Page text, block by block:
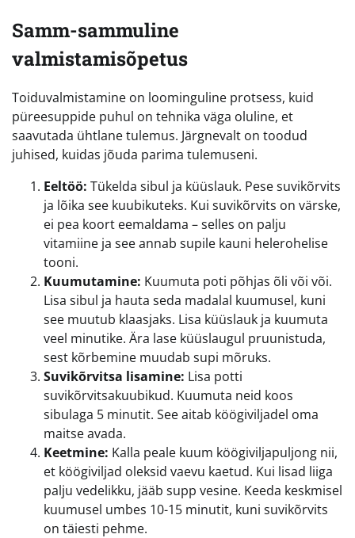
Samm-sammuline
valmistamisõpetus
Toiduvalmistamine on loominguline protsess, kuid
püreesuppide puhul on tehnika väga oluline, et
saavutada ühtlane tulemus. Järgnevalt on toodud
juhised, kuidas jõuda parima tulemuseni.
Eeltöö: Tükelda sibul ja küüslauk. Pese suvikõrvits
ja lõika see kuubikuteks. Kui suvikõrvits on värske,
ei pea koort eemaldama – selles on palju
vitamiine ja see annab supile kauni helerohelise
tooni.
Kuumutamine: Kuumuta poti põhjas õli või või.
Lisa sibul ja hauta seda madalal kuumusel, kuni
see muutub klaasjaks. Lisa küüslauk ja kuumuta
veel minutike. Ära lase küüslaugul pruunistuda,
sest kõrbemine muudab supi mõruks.
Suvikõrvitsa lisamine: Lisa potti
suvikõrvitsakuubikud. Kuumuta neid koos
sibulaga 5 minutit. See aitab köögiviljadel oma
maitse avada.
Keetmine: Kalla peale kuum köögiviljapuljong nii,
et köögiviljad oleksid vaevu kaetud. Kui lisad liiga
palju vedelikku, jääb supp vesine. Keeda keskmisel
kuumusel umbes 10-15 minutit, kuni suvikõrvits
on täiesti pehme.